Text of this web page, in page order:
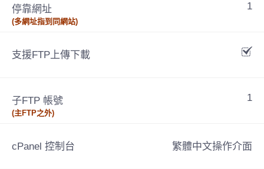
停靠網址
(多網址指到同網站)
1
支援FTP上傳下載
子FTP 帳號
(主FTP之外)
1
cPanel 控制台 繁體中文操作介面